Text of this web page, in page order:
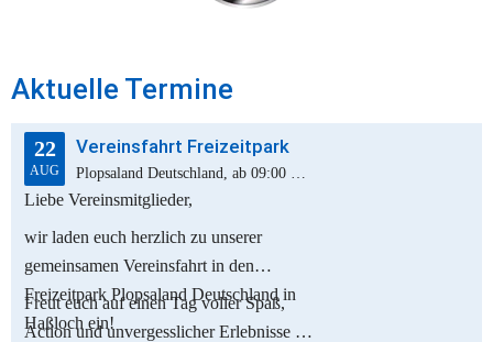
Aktuelle Termine
22
AUG
Vereinsfahrt Freizeitpark
Liebe Vereinsmitglieder,
wir laden euch herzlich zu unserer
gemeinsamen Vereinsfahrt in den
Freizeitpark Plopsaland Deutschland in
Haßloch ein!
Freut euch auf einen Tag voller Spaß,
Action und unvergesslicher Erlebnisse mit